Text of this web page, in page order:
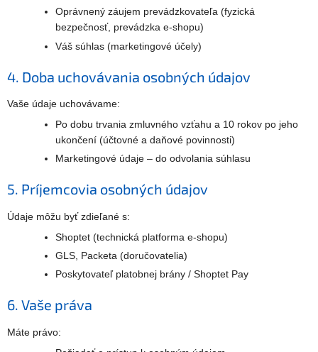
Oprávnený záujem prevádzkovateľa (fyzická
bezpečnosť, prevádzka e-shopu)
Váš súhlas (marketingové účely)
4. Doba uchovávania osobných údajov
Vaše údaje uchovávame:
Po dobu trvania zmluvného vzťahu a 10 rokov po jeho
ukončení (účtovné a daňové povinnosti)
Marketingové údaje – do odvolania súhlasu
5. Príjemcovia osobných údajov
Údaje môžu byť zdieľané s:
Shoptet (technická platforma e-shopu)
GLS, Packeta (doručovatelia)
Poskytovateľ platobnej brány / Shoptet Pay
6. Vaše práva
Máte právo: